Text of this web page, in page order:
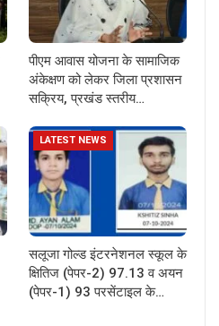
पीएम आवास योजना के सामाजिक
अंकेक्षण को लेकर जिला प्रशासन
सक्रिय, प्रखंड स्तरीय…
LATEST NEWS
सलूजा गोल्ड इंटरनेशनल स्कूल के
क्षितिज (पेपर-2) 97.13 व अयन
(पेपर-1) 93 परसेंटाइल के…